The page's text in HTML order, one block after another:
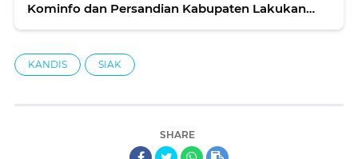
Kominfo dan Persandian Kabupaten Lakukan
KANDIS SIAK
SHARE